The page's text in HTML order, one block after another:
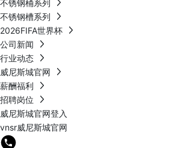
不锈钢桶系列
不锈钢槽系列
2026FIFA世界杯
公司新闻
行业动态
威尼斯城官网
薪酬福利
招聘岗位
威尼斯城官网登入
vnsr威尼斯城官网